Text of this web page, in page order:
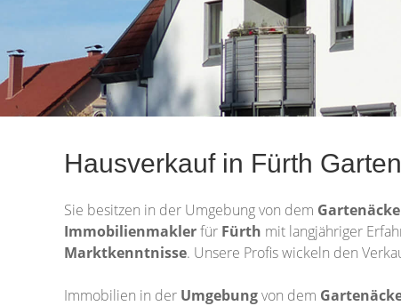
Hausverkauf in Fürth
Sie besitzen in der Umgebung von dem
Immobilienmaklerfür Fürth mit langjähriger
Marktkenntnisse. Unsere Profis wickeln den
Immobilien in der Umgebungvon dem